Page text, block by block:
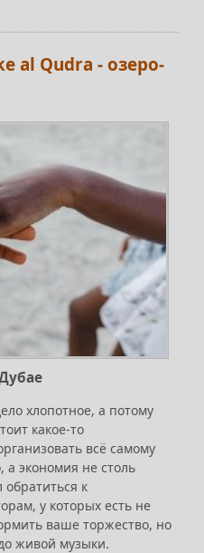
al Qudra - озеро-
хлопотное, а потому
какое-то
всё самому
а экономия не столь
к
у которых есть не
ваше торжество, но
живой музыки.